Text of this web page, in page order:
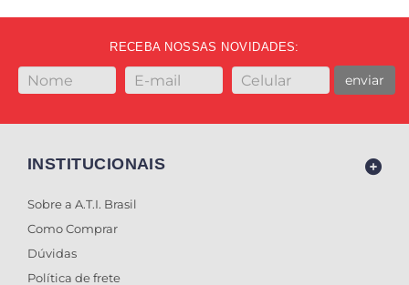
RECEBA NOSSAS NOVIDADES:
enviar
INSTITUCIONAIS
Sobre a A.T.I. Brasil
Como Comprar
Dúvidas
Política de frete